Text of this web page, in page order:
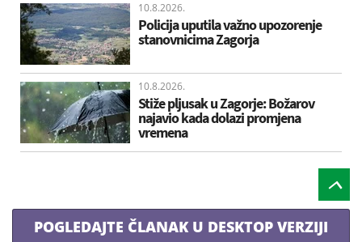
10.8.2026.
Policija uputila važno upozorenje
stanovnicima Zagorja
10.8.2026.
Stiže pljusak u Zagorje: Božarov
najavio kada dolazi promjena
vremena
POGLEDAJTE ČLANAK U DESKTOP VERZIJI